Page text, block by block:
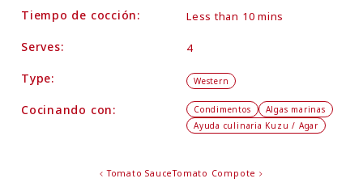
Tiempo de cocción: Less than 10 mins
Serves: 4
Type: Western
Cocinando con: Condimentos
Algas marinas
Ayuda culinaria Kuzu / Agar
Tomato SauceTomato Compote